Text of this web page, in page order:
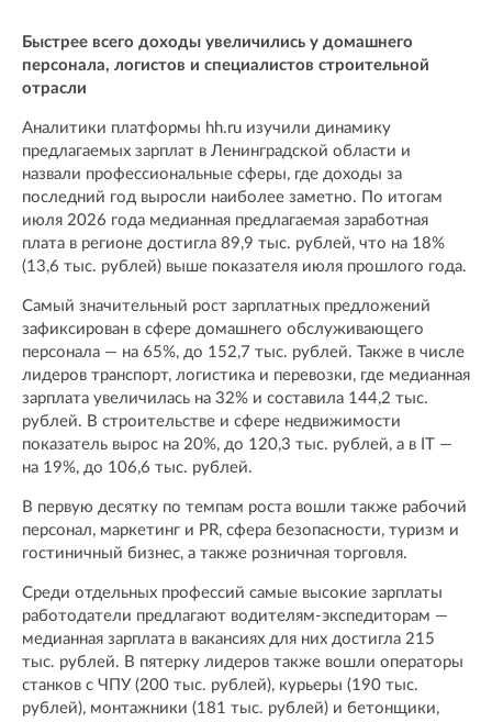
Быстрее всего доходы увеличились у домашнего
персонала, логистов и специалистов строительной
отрасли
Аналитики платформы hh.ru изучили динамику
предлагаемых зарплат в Ленинградской области и
назвали профессиональные сферы, где доходы за
последний год выросли наиболее заметно. По итогам
июля 2026 года медианная предлагаемая заработная
плата в регионе достигла 89,9 тыс. рублей, что на 18%
(13,6 тыс. рублей) выше показателя июля прошлого года.
Самый значительный рост зарплатных предложений
зафиксирован в сфере домашнего обслуживающего
персонала — на 65%, до 152,7 тыс. рублей. Также в числе
лидеров транспорт, логистика и перевозки, где медианная
зарплата увеличилась на 32% и составила 144,2 тыс.
рублей. В строительстве и сфере недвижимости
показатель вырос на 20%, до 120,3 тыс. рублей, а в IT —
на 19%, до 106,6 тыс. рублей.
В первую десятку по темпам роста вошли также рабочий
персонал, маркетинг и PR, сфера безопасности, туризм и
гостиничный бизнес, а также розничная торговля.
Среди отдельных профессий самые высокие зарплаты
работодатели предлагают водителям-экспедиторам —
медианная зарплата в вакансиях для них достигла 215
тыс. рублей. В пятерку лидеров также вошли операторы
станков с ЧПУ (200 тыс. рублей), курьеры (190 тыс.
рублей), монтажники (181 тыс. рублей) и бетонщики,